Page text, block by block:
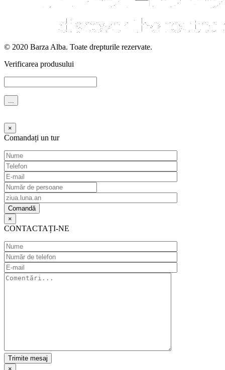
© 2020 Barza Alba. Toate drepturile rezervate.
Verificarea produsului
×
Comandați un tur
×
CONTACTAȚI-NE